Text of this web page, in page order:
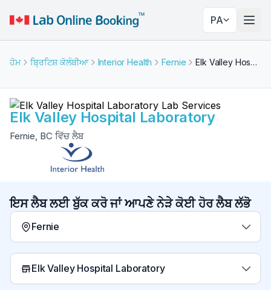
PA
ਹੋਮ ਬ੍ਰਿਟਿਸ਼ ਕੋਲੰਬੀਆ Interior Health Fernie Elk Valley Hospital Laboratory
Elk Valley Hospital Laboratory
Fernie, BC ਵਿੱਚ ਲੈਬ
ਇਸ ਲੈਬ ਲਈ ਬੁੱਕ ਕਰੋ ਜਾਂ ਆਪਣੇ ਨੇੜੇ ਕੋਈ ਹੋਰ ਲੈਬ ਲੱਭੋ
Fernie
Elk Valley Hospital Laboratory